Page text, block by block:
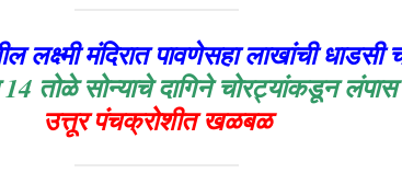
लक्ष्मी मंदिरात पावणेसहा लाखांची धाडसी
14 तोळे सोन्याचे दागिने चोरट्यांकडून लंपास
उत्तूर पंचक्रोशीत खळबळ